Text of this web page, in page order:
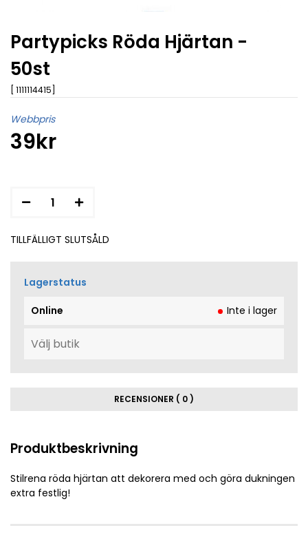
Partypicks Röda Hjärtan -
50st
[ 1111114415]
Webbpris
39kr
TILLFÄLLIGT SLUTSÅLD
Lagerstatus
Online Inte i lager
RECENSIONER ( 0 )
Produktbeskrivning
Stilrena röda hjärtan att dekorera med och göra dukningen
extra festlig!